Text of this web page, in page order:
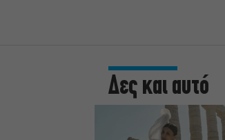
Δες και αυτό